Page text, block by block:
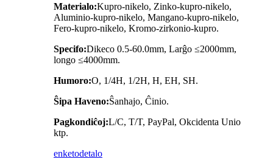
Materialo:Kupro-nikelo, Zinko-kupro-nikelo,
Aluminio-kupro-nikelo, Mangano-kupro-nikelo,
Fero-kupro-nikelo, Kromo-zirkonio-kupro.
Specifo:Dikeco 0.5-60.0mm, Larĝo ≤2000mm,
longo ≤4000mm.
Humoro:O, 1/4H, 1/2H, H, EH, SH.
Ŝipa Haveno:Ŝanhajo, Ĉinio.
Pagkondiĉoj:L/C, T/T, PayPal, Okcidenta Unio
ktp.
enketodetalo